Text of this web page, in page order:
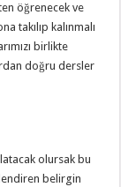
öğrenecek ve
takılıp kalınmalı
birlikte
doğru dersler
olursak bu
belirgin